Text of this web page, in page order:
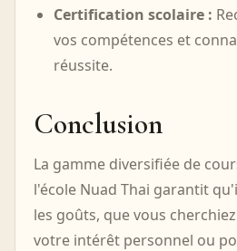
Certification scolaire :
vos compétences et
réussite.
Conclusion
La gamme diversifiée de
l'école Nuad Thai garantit
les goûts, que vous
votre intérêt personnel ou